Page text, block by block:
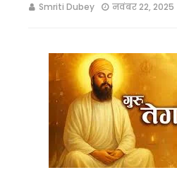
Smriti Dubey नवंबर 22, 2025